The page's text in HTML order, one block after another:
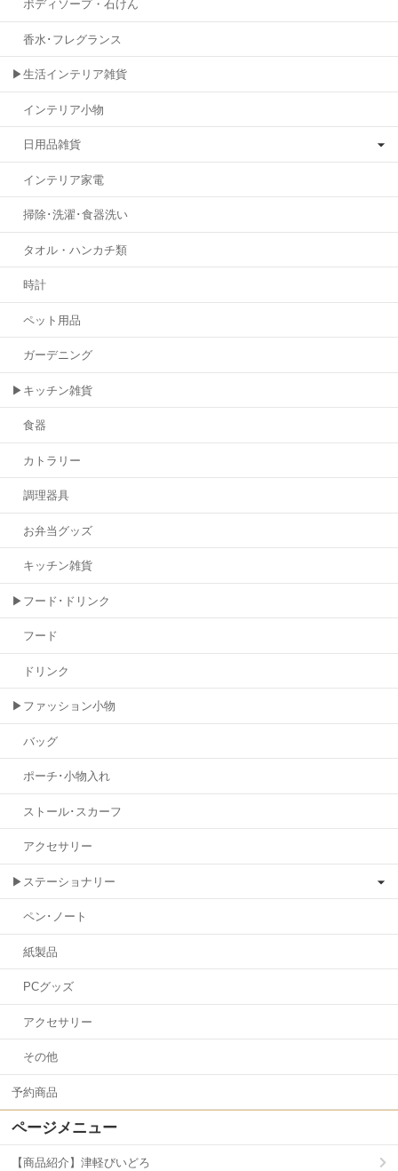
ボディソープ・石けん
香水･フレグランス
▶生活インテリア雑貨
インテリア小物
日用品雑貨
インテリア家電
掃除･洗濯･食器洗い
タオル・ハンカチ類
時計
ペット用品
ガーデニング
▶キッチン雑貨
食器
カトラリー
調理器具
お弁当グッズ
キッチン雑貨
▶フード･ドリンク
フード
ドリンク
▶ファッション小物
バッグ
ポーチ･小物入れ
ストール･スカーフ
アクセサリー
▶ステーショナリー
ペン･ノート
紙製品
PCグッズ
アクセサリー
その他
予約商品
ページメニュー
【商品紹介】津軽びいどろ